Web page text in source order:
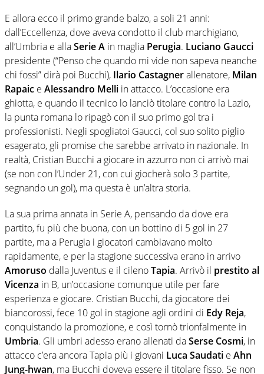
E allora ecco il primo grande balzo, a soli 21 anni:
dall’Eccellenza, dove aveva condotto il club marchigiano,
all’Umbria e allaSerie A in maglia Perugia. Luciano Gaucci
presidente (“Penso che quando mi vide non sapeva neanche
chi fossi” dirà poi Bucchi), Ilario Castagnerallenatore, Milan
Rapaic e Alessandro Melli in attacco. L’occasione era
ghiotta, e quando il tecnico lo lanciò titolare contro la Lazio,
la punta romana lo ripagò con il suo primo gol tra i
professionisti. Negli spogliatoi Gaucci, col suo solito piglio
esagerato, gli promise che sarebbe arrivato in nazionale. In
realtà, Cristian Bucchi a giocare in azzurro non ci arrivò mai
(se non con l’Under 21, con cui giocherà solo 3 partite,
segnando un gol), ma questa è un’altra storia.
La sua prima annata in Serie A, pensando da dove era
partito, fu più che buona, con un bottino di 5 gol in 27
partite, ma a Perugia i giocatori cambiavano molto
rapidamente, e per la stagione successiva erano in arrivo
Amoruso dalla Juventus e il cilenoTapia. Arrivò il prestito al
Vicenza in B, un’occasione comunque utile per fare
esperienza e giocare. Cristian Bucchi, da giocatore dei
biancorossi, fece 10 gol in stagione agli ordini di Edy Reja,
conquistando la promozione, e così tornò trionfalmente in
Umbria. Gli umbri adesso erano allenati daSerse Cosmi, in
attacco c’era ancora Tapia più i giovani Luca Saudati e Ahn
Jung-hwan, ma Bucchi doveva essere il titolare fisso. Se non